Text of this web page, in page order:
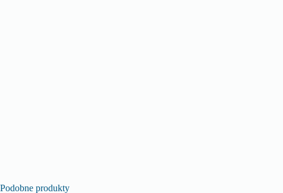
Podobne produkty